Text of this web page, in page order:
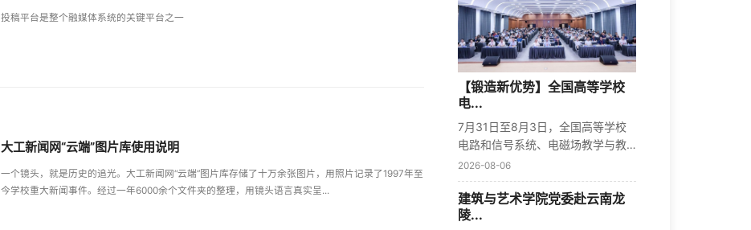
投稿平台是整个融媒体系统的关键平台之一
大工新闻网“云端”图片库使用说明
一个镜头，就是历史的追光。大工新闻网“云端”图片库存储了十万余张图片，用照片记录了1997年至
今学校重大新闻事件。经过一年6000余个文件夹的整理，用镜头语言真实呈...
【锻造新优势】全国高等学校
电...
7月31日至8月3日，全国高等学校
电路和信号系统、电磁场教学与教
材研究会...
2026-08-06
建筑与艺术学院党委赴云南龙
陵...